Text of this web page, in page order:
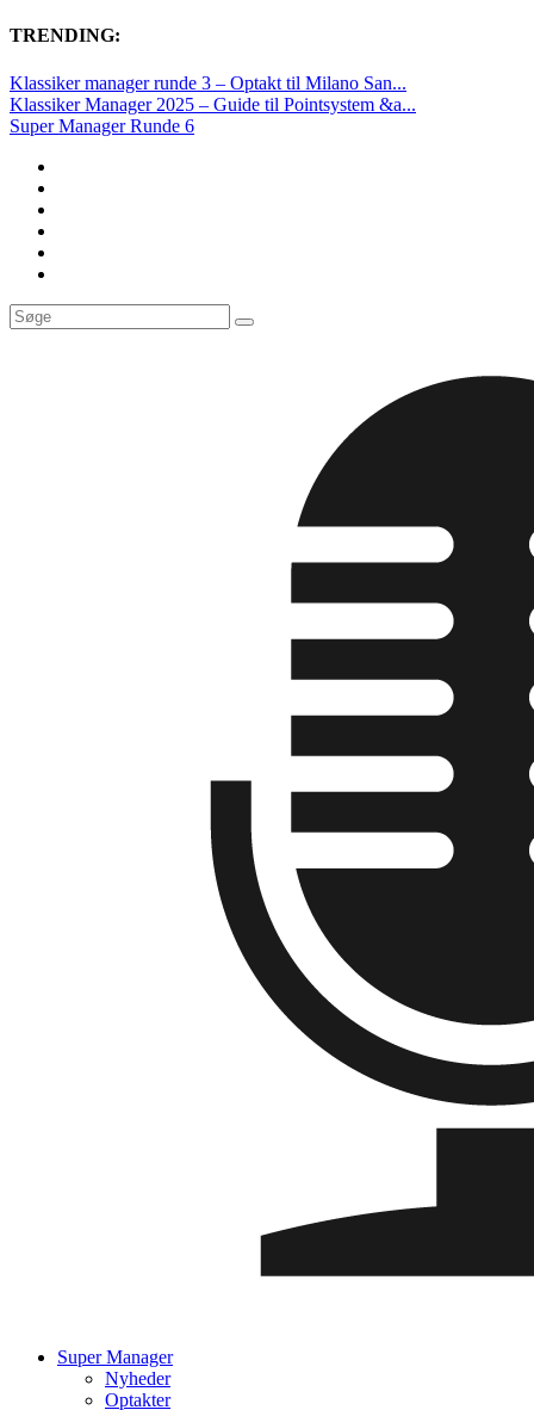
TRENDING:
Klassiker manager runde 3 – Optakt til Milano San...
Klassiker Manager 2025 – Guide til Pointsystem &a...
Super Manager Runde 6
Super Manager
Nyheder
Optakter